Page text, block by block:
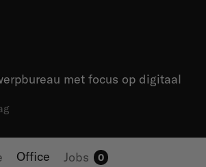
met focus op digitaal
Office Jobs 0